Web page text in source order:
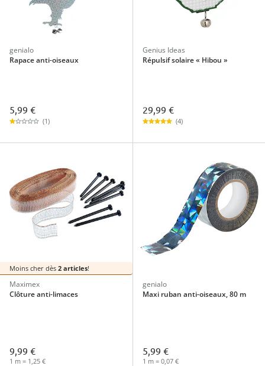
genialo
Rapace anti-oiseaux
5,99 €
(1)
Genius Ideas
Répulsif solaire « Hibou »
29,99 €
(4)
Moins cher dès 2 articles!
Maximex
Clôture anti-limaces
9,99 €
1 m = 1,25 €
genialo
Maxi ruban anti-oiseaux, 80 m
5,99 €
1 m = 0,07 €